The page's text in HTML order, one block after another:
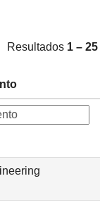
Resultados 1 – 25